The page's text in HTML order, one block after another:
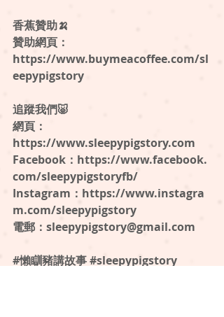
香蕉贊助🍌
贊助網頁：
https://www.buymeacoffee.com/sl
eepypigstory
追蹤我們🐷
網頁：
https://www.sleepypigstory.com ⁠
Facebook：⁠https://www.facebook.
com/sleepypigstoryfb/
Instagram：⁠https://www.instagra
m.com/sleepypigstory ⁠
電郵：sleepypigstory@gmail.com
#懶瞓豬講故事#sleepypigstory